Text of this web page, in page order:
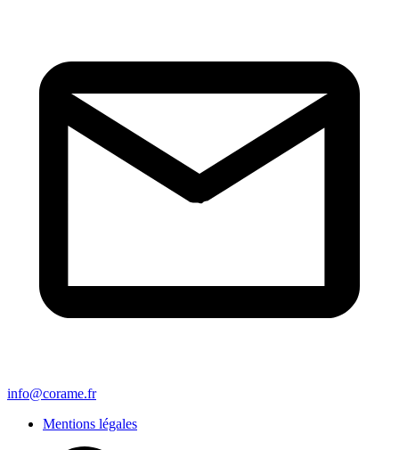
info@corame.fr
Mentions légales